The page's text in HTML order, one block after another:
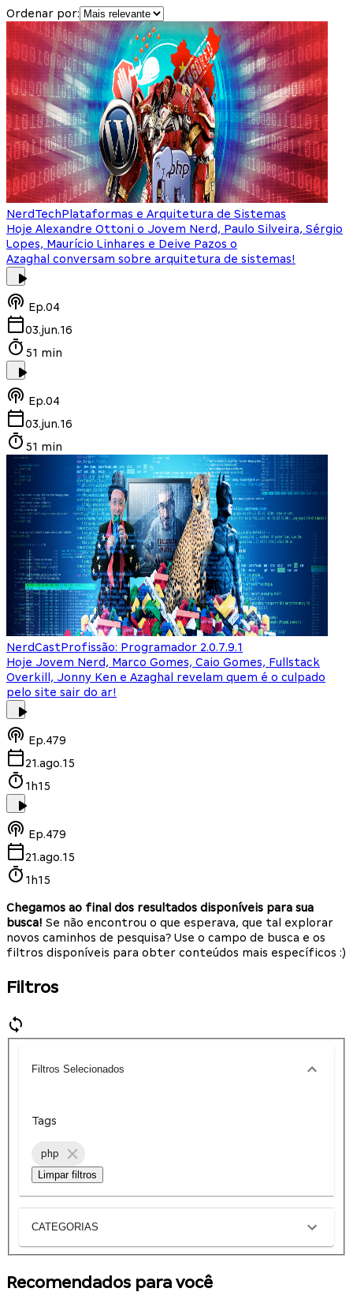
Ordenar por:
NerdTechPlataformas e Arquitetura de Sistemas
Hoje Alexandre Ottoni o Jovem Nerd, Paulo Silveira, Sérgio
Lopes, Maurício Linhares e Deive Pazos o
Azaghal conversam sobre arquitetura de sistemas!
Ep.04
03.jun.16
51 min
Ep.04
03.jun.16
51 min
NerdCastProfissão: Programador 2.0.7.9.1
Hoje Jovem Nerd, Marco Gomes, Caio Gomes, Fullstack
Overkill, Jonny Ken e Azaghal revelam quem é o culpado
pelo site sair do ar!
Ep.479
21.ago.15
1h15
Ep.479
21.ago.15
1h15
Chegamos ao final dos resultados disponíveis para sua
busca! Se não encontrou o que esperava, que tal explorar
novos caminhos de pesquisa? Use o campo de busca e os
filtros disponíveis para obter conteúdos mais específicos :)
Filtros
Filtros Selecionados
Tags
php
Limpar filtros
CATEGORIAS
Recomendados para você